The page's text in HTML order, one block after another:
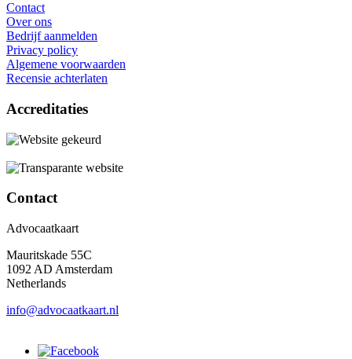
Contact
Over ons
Bedrijf aanmelden
Privacy policy
Algemene voorwaarden
Recensie achterlaten
Accreditaties
Contact
Advocaatkaart
Mauritskade 55C
1092 AD Amsterdam
Netherlands
info@advocaatkaart.nl